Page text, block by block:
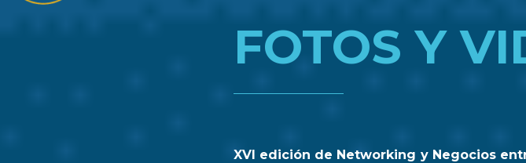
FOTOS Y
XVI edición de Networking y Negocios